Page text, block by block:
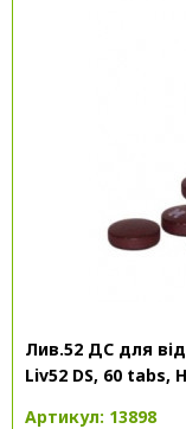
Лив.52 ДС для
Liv52 DS, 60 tabs,
Артикул: 13898